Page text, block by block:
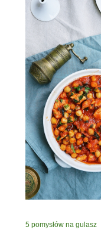
5 pomysłów na gulasz